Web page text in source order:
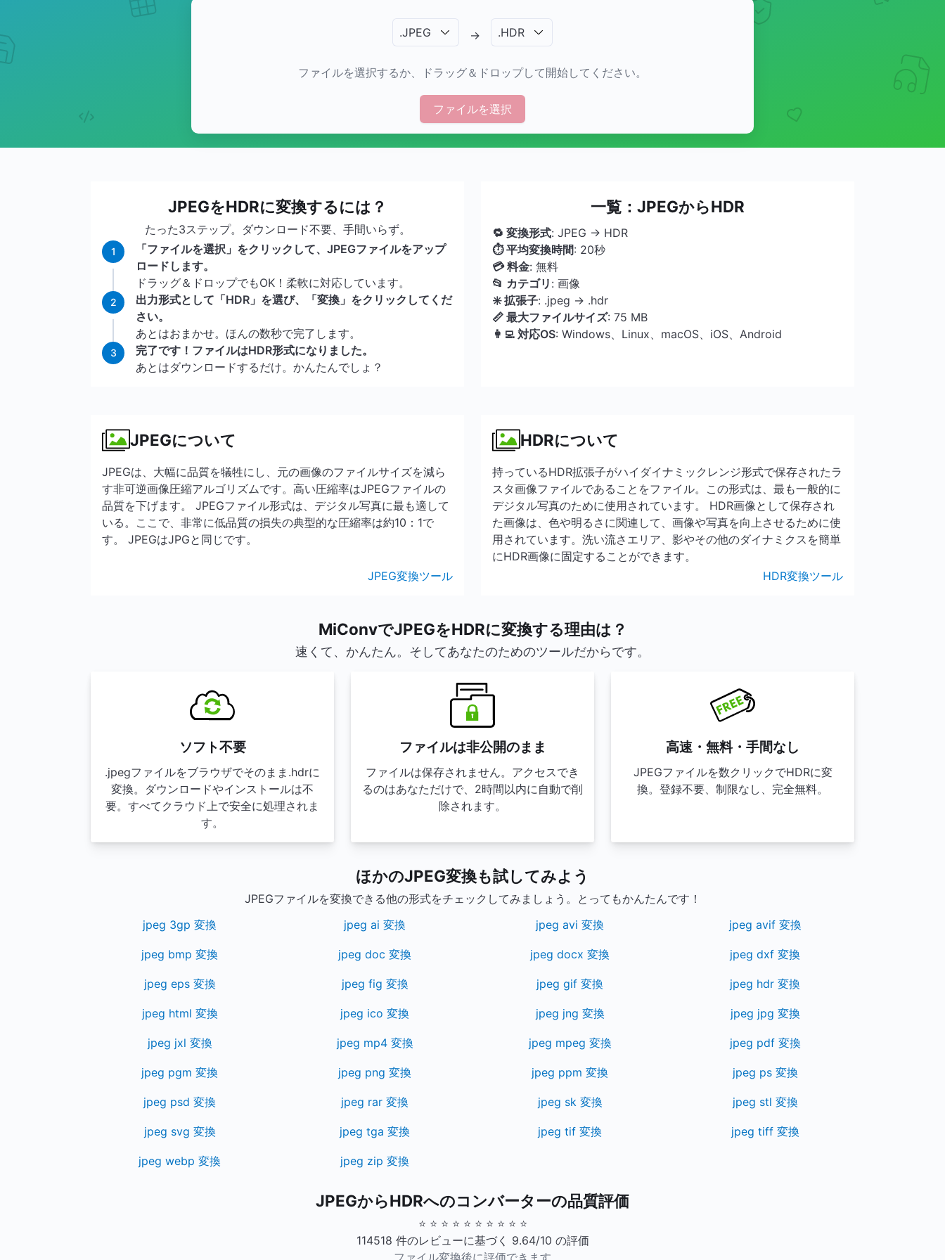
.JPEG → .HDR
ファイルを選択するか、ドラッグ＆ドロップして開始してください。
ファイルを選択
JPEGをHDRに変換するには？
たった3ステップ。ダウンロード不要、手間いらず。
1
「ファイルを選択」をクリックして、JPEGファイルをアップ
ロードします。
ドラッグ＆ドロップでもOK！柔軟に対応しています。
2
出力形式として「HDR」を選び、「変換」をクリックしてくだ
さい。
あとはおまかせ。ほんの数秒で完了します。
3
完了です！ファイルはHDR形式になりました。
あとはダウンロードするだけ。かんたんでしょ？
一覧：JPEGからHDR
🔁 変換形式: JPEG → HDR
⏱ 平均変換時間: 20秒
💳 料金: 無料
📂 カテゴリ : 画像
✳️ 拡張子: .jpeg → .hdr
📏 最大ファイルサイズ: 75 MB
👩‍💻 対応OS: Windows、Linux、macOS、iOS、Android
JPEGについて
JPEGは、大幅に品質を犠牲にし、元の画像のファイルサイズを減ら
す非可逆画像圧縮アルゴリズムです。高い圧縮率はJPEGファイルの
品質を下げます。 JPEGファイル形式は、デジタル写真に最も適して
いる。ここで、非常に低品質の損失の典型的な圧縮率は約10：1で
す。 JPEGはJPGと同じです。
JPEG変換ツール
HDRについて
持っているHDR拡張子がハイダイナミックレンジ形式で保存されたラ
スタ画像ファイルであることをファイル。この形式は、最も一般的に
デジタル写真のために使用されています。 HDR画像として保存され
た画像は、色や明るさに関連して、画像や写真を向上させるために使
用されています。洗い流さエリア、影やその他のダイナミクスを簡単
にHDR画像に固定することができます。
HDR変換ツール
MiConvでJPEGをHDRに変換する理由は？
速くて、かんたん。そしてあなたのためのツールだからです。
ソフト不要
.jpegファイルをブラウザでそのまま.hdrに
変換。ダウンロードやインストールは不
要。すべてクラウド上で安全に処理されま
す。
ファイルは非公開のまま
ファイルは保存されません。アクセスでき
るのはあなただけで、2時間以内に自動で削
除されます。
高速・無料・手間なし
JPEGファイルを数クリックでHDRに変
換。登録不要、制限なし、完全無料。
ほかのJPEG変換も試してみよう
JPEGファイルを変換できる他の形式をチェックしてみましょう。とってもかんたんです！
jpeg 3gp 変換
jpeg ai 変換 jpeg avi 変換 jpeg avif 変換
jpeg bmp 変換 jpeg doc 変換 jpeg docx 変換 jpeg dxf 変換
jpeg eps 変換 jpeg fig 変換 jpeg gif 変換 jpeg hdr 変換
jpeg html 変換 jpeg ico 変換 jpeg jng 変換 jpeg jpg 変換
jpeg jxl 変換 jpeg mp4 変換 jpeg mpeg 変換 jpeg pdf 変換
jpeg pgm 変換 jpeg png 変換 jpeg ppm 変換 jpeg ps 変換
jpeg psd 変換 jpeg rar 変換 jpeg sk 変換 jpeg stl 変換
jpeg svg 変換 jpeg tga 変換 jpeg tif 変換 jpeg tiff 変換
jpeg webp 変換 jpeg zip 変換
JPEGからHDRへのコンバーターの品質評価
⭐ ⭐ ⭐ ⭐ ⭐ ⭐ ⭐ ⭐ ⭐ ⭐
114518 件のレビューに基づく 9.64/10 の評価
ファイル変換後に評価できます